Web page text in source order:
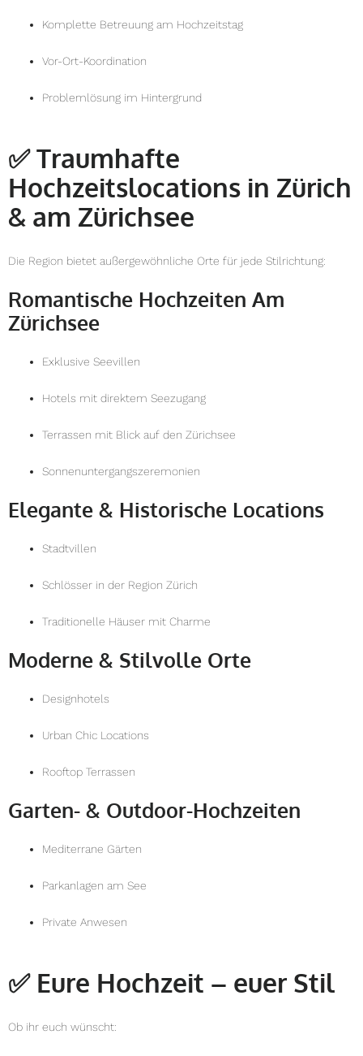
Komplette Betreuung am Hochzeitstag
Vor-Ort-Koordination
Problemlösung im Hintergrund
✅Traumhafte
Hochzeitslocations in Zürich
& am Zürichsee
Die Region bietet außergewöhnliche Orte für jede Stilrichtung:
Romantische Hochzeiten Am
Zürichsee
Exklusive Seevillen
Hotels mit direktem Seezugang
Terrassen mit Blick auf den Zürichsee
Sonnenuntergangszeremonien
Elegante & Historische Locations
Stadtvillen
Schlösser in der Region Zürich
Traditionelle Häuser mit Charme
Moderne & Stilvolle Orte
Designhotels
Urban Chic Locations
Rooftop Terrassen
Garten- & Outdoor-Hochzeiten
Mediterrane Gärten
Parkanlagen am See
Private Anwesen
✅ Eure Hochzeit – euer Stil
Ob ihr euch wünscht: